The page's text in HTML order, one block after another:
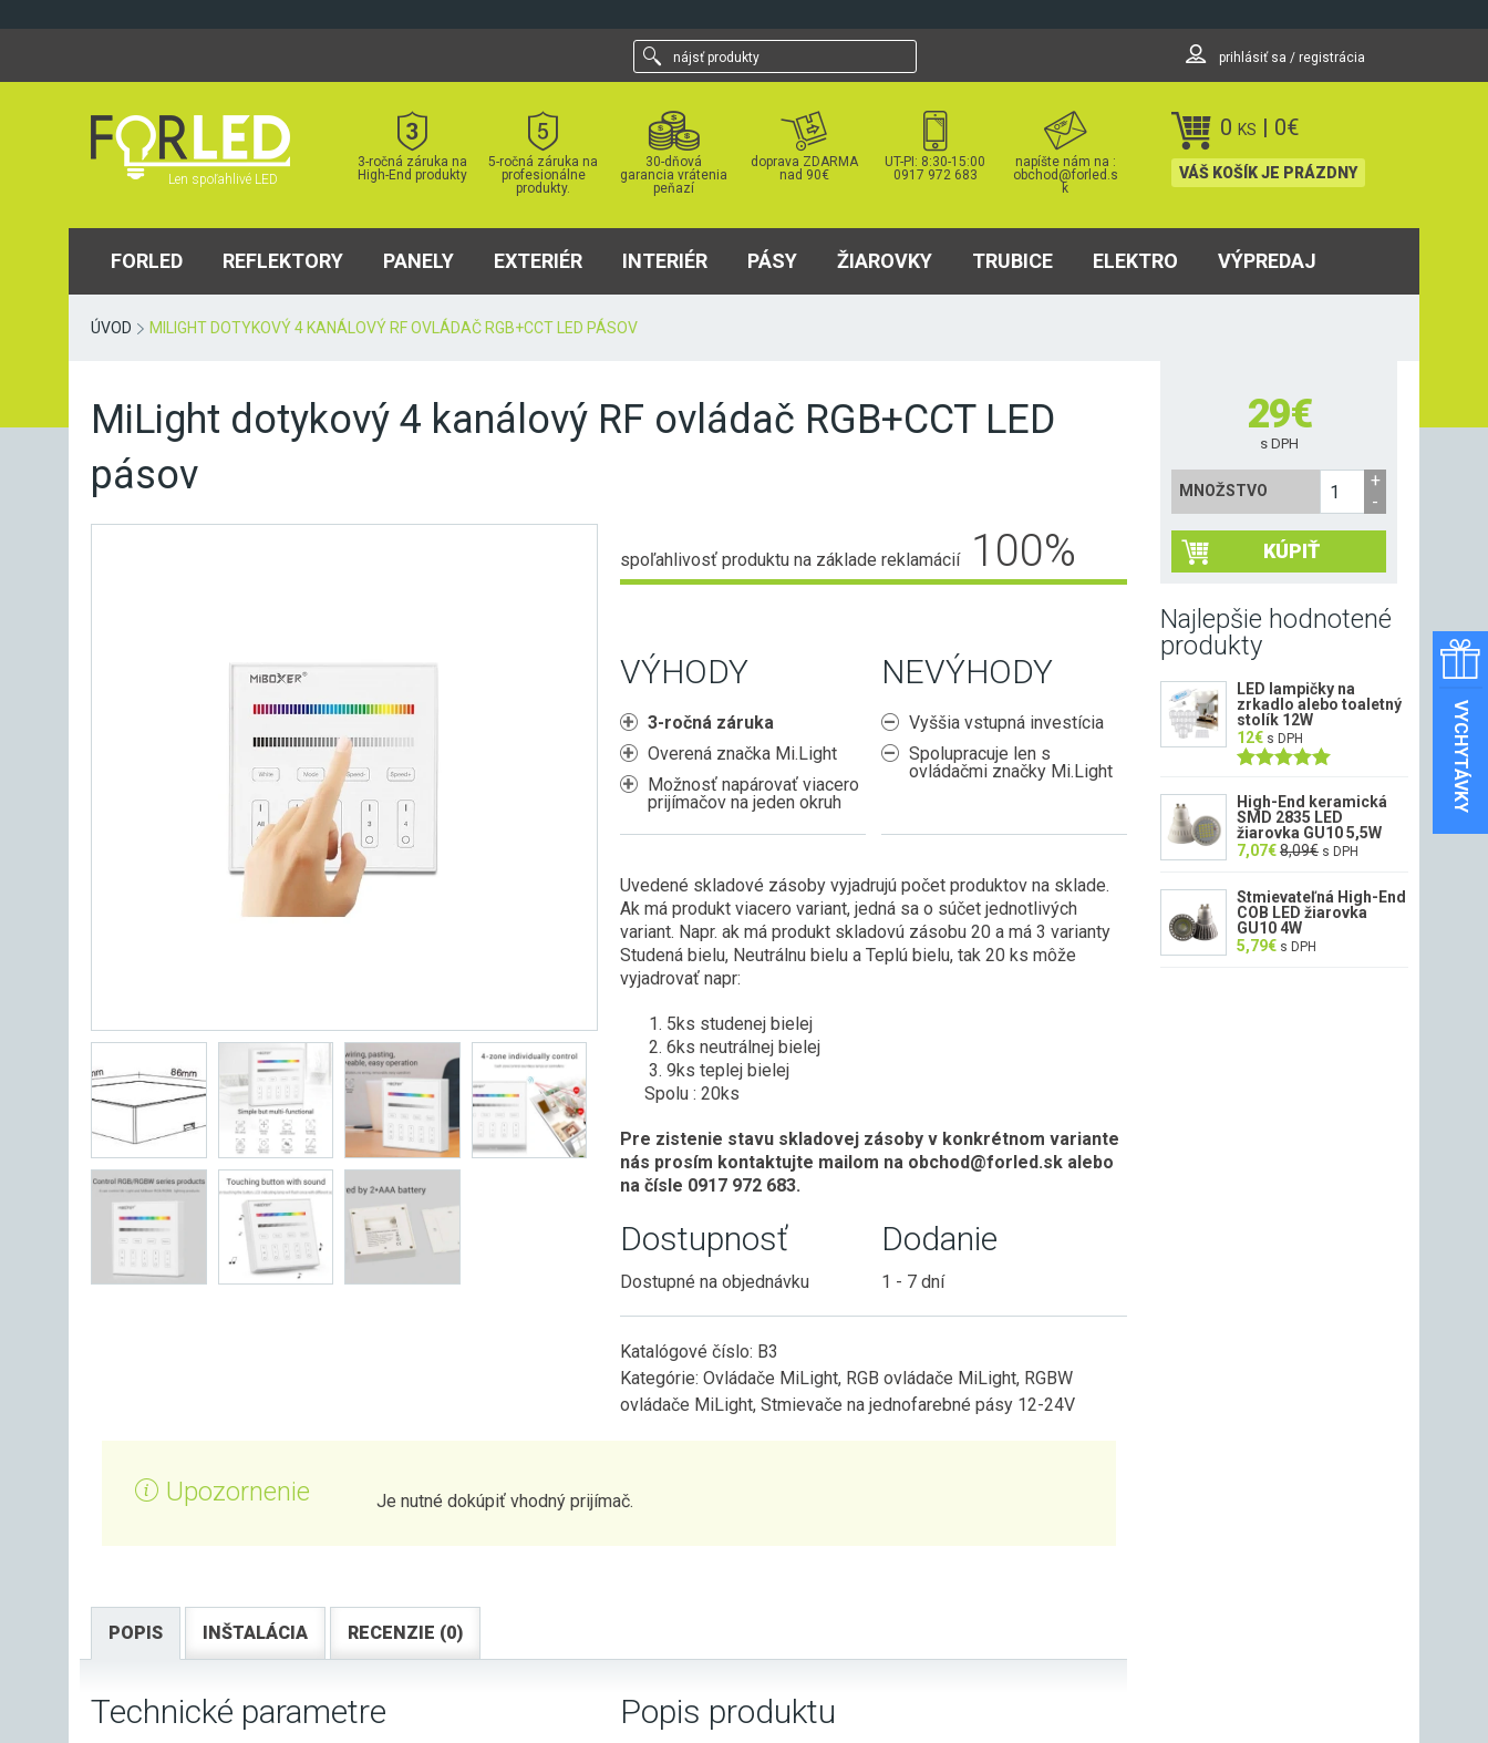
VYCHYTÁVKY
to
nájsť
produkty
prihlásiť sa / registrácia
Len spoľahlivé LED
3-ročná záruka na
High-End produkty
5-ročná záruka na
profesionálne
produkty.
30-dňová
garancia vrátenia
peňazí
doprava ZDARMA
nad 90€
UT-PI: 8:30-15:00
0917 972 683
napíšte nám na :
obchod@forled.s
k
0 KS | 0€
VÁŠ KOŠÍK JE PRÁZDNY
FORLED REFLEKTORY PANELY EXTERIÉR INTERIÉR PÁSY ŽIAROVKY TRUBICE ELEKTRO VÝPREDAJ
ÚVOD MILIGHT DOTYKOVÝ 4 KANÁLOVÝ RF OVLÁDAČ RGB+CCT LED PÁSOV
MiLight dotykový 4 kanálový RF ovládač RGB+CCT LED
pásov
spoľahlivosť produktu na základe reklamácií 100%
VÝHODY
3-ročná záruka
Overená značka Mi.Light
Možnosť napárovať viacero
prijímačov na jeden okruh
NEVÝHODY
Vyššia vstupná investícia
Spolupracuje len s
ovládačmi značky Mi.Light
Uvedené skladové zásoby vyjadrujú počet produktov na sklade.
Ak má produkt viacero variant, jedná sa o súčet jednotlivých
variant. Napr. ak má produkt skladovú zásobu 20 a má 3 varianty
Studená bielu, Neutrálnu bielu a Teplú bielu, tak 20 ks môže
vyjadrovať napr:
5ks studenej bielej
6ks neutrálnej bielej
9ks teplej bielej
Spolu : 20ks
Pre zistenie stavu skladovej zásoby v konkrétnom variante
nás prosím kontaktujte mailom na obchod@forled.sk alebo
na čísle 0917 972 683.
Dostupnosť
Dostupné na objednávku
Dodanie
1 - 7 dní
Katalógové číslo: B3
Kategórie: Ovládače MiLight, RGB ovládače MiLight, RGBW
ovládače MiLight, Stmievače na jednofarebné pásy 12-24V
29€
s DPH
MNOŽSTVO
KÚPIŤ
Najlepšie hodnotené
produkty
LED lampičky na
zrkadlo alebo toaletný
stolík 12W
12€ s DPH
5.00z 5
High-End keramická
SMD 2835 LED
žiarovka GU10 5,5W
7,07€8,09€ s DPH
Stmievateľná High-End
COB LED žiarovka
GU10 4W
5,79€ s DPH
Upozornenie Je nutné dokúpiť vhodný prijímač.
POPIS INŠTALÁCIA RECENZIE (0)
Technické parametre Popis produktu